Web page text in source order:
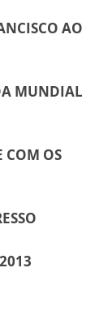
AO
MUNDIAL
COM OS